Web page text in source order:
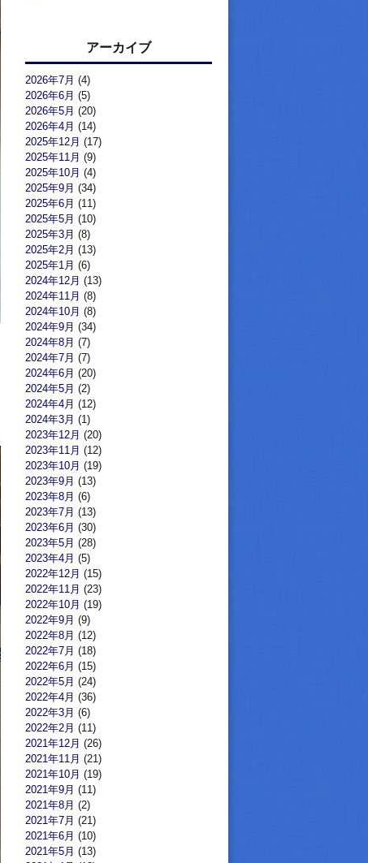
アーカイブ
2026年7月 (4)
2026年6月 (5)
2026年5月 (20)
2026年4月 (14)
2025年12月 (17)
2025年11月 (9)
2025年10月 (4)
2025年9月 (34)
2025年6月 (11)
2025年5月 (10)
2025年3月 (8)
2025年2月 (13)
2025年1月 (6)
2024年12月 (13)
2024年11月 (8)
2024年10月 (8)
2024年9月 (34)
2024年8月 (7)
2024年7月 (7)
2024年6月 (20)
2024年5月 (2)
2024年4月 (12)
2024年3月 (1)
2023年12月 (20)
2023年11月 (12)
2023年10月 (19)
2023年9月 (13)
2023年8月 (6)
2023年7月 (13)
2023年6月 (30)
2023年5月 (28)
2023年4月 (5)
2022年12月 (15)
2022年11月 (23)
2022年10月 (19)
2022年9月 (9)
2022年8月 (12)
2022年7月 (18)
2022年6月 (15)
2022年5月 (24)
2022年4月 (36)
2022年3月 (6)
2022年2月 (11)
2021年12月 (26)
2021年11月 (21)
2021年10月 (19)
2021年9月 (11)
2021年8月 (2)
2021年7月 (21)
2021年6月 (10)
2021年5月 (13)